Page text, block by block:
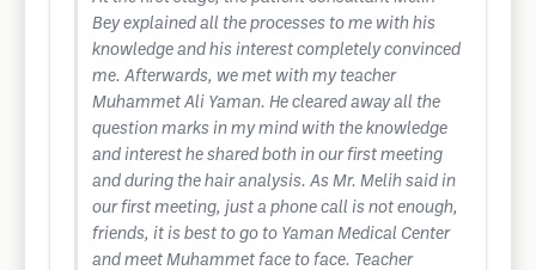
Bey explained all the processes to me with his
knowledge and his interest completely convinced
me. Afterwards, we met with my teacher
Muhammet Ali Yaman. He cleared away all the
question marks in my mind with the knowledge
and interest he shared both in our first meeting
and during the hair analysis. As Mr. Melih said in
our first meeting, just a phone call is not enough,
friends, it is best to go to Yaman Medical Center
and meet Muhammet face to face. Teacher